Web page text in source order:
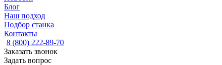
Блог
Наш подход
Подбор станка
Контакты
8 (800) 222-89-70
Заказать звонок
Задать вопрос